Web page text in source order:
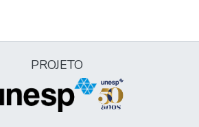
PROJETO